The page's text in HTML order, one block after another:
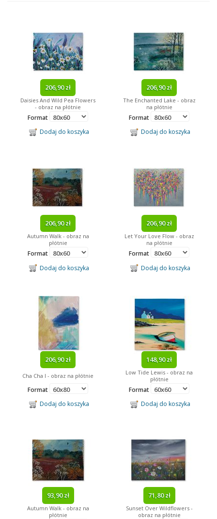
Fototapety
Obrazy
Obrazy Na Płótnie
Kalendarze
Gadżety
Bob Marley
piłka nożna abstrakcja
filmowe
obraz na drewnie
lustra w ramie James Bond
sport
Barcelona
Arsenal Ronaldo
trójwymiarowe
Star Wars reprezentacja
kulinaria
Kubuś Puchatek
Despicable Me
Looney Tunes
206,90 zł
Daisies And Wild Pea Flowers
- obraz na płótnie
Format
Dodaj do koszyka
206,90 zł
The Enchanted Lake - obraz
na płótnie
Format
Dodaj do koszyka
206,90 zł
Autumn Walk - obraz na
płótnie
Format
Dodaj do koszyka
206,90 zł
Let Your Love Flow - obraz
na płótnie
Format
Dodaj do koszyka
206,90 zł
Cha Cha I - obraz na płótnie
Format
Dodaj do koszyka
148,90 zł
Low Tide Lewis - obraz na
płótnie
Format
Dodaj do koszyka
93,90 zł
Autumn Walk - obraz na
płótnie
71,80 zł
Sunset Over Wildflowers -
obraz na płótnie